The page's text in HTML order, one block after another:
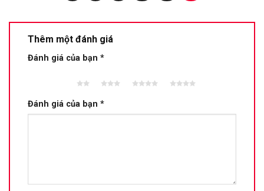
Thêm một đánh giá
Đánh giá của bạn *
5 sao
sao
sao
sao
Đánh giá của bạn *